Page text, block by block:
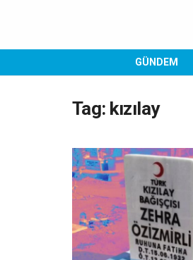
GÜNDEM
Tag: kızılay